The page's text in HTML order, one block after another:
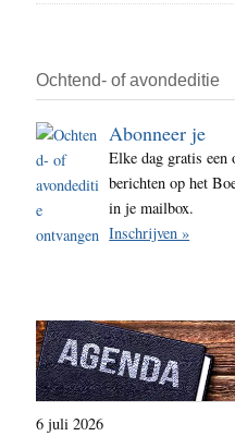
Ochtend- of avondeditie
Abonneer je
Elke dag gratis een
berichten op het
in je mailbox.
Inschrijven »
6 juli 2026